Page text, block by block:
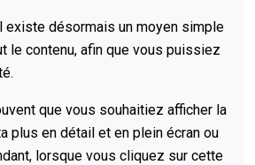
existe désormais un moyen simple
le contenu, afin que vous puissiez
que vous souhaitiez afficher la
plus en détail et en plein écran ou
lorsque vous cliquez sur cette